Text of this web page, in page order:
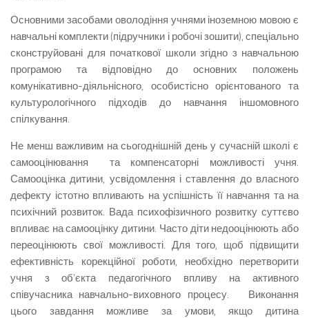
Основними засобами оволодіння учнями іноземною мовою є
навчальні комплекти (підручники і робочі зошити), спеціально
сконструйовані для початкової школи згідно з навчальною
програмою та відповідно до основних положень
комунікативно-діяльнісного, особистісно орієнтованого та
культурологічного підходів до навчання іншомовного
спілкування.
Не менш важливим на сьогоднішній день у сучасній школі є
самооцінювання та компенсаторні можливості учня.
Самооцінка дитини, усвідомлення і ставлення до власного
дефекту істотно впливають на успішність її навчання та на
психічний розвиток. Вада психофізичного розвитку суттєво
впливає на самооцінку дитини. Часто діти недооцінюють або
переоцінюють свої можливості. Для того, щоб підвищити
ефективність корекційної роботи, необхідно перетворити
учня з об’єкта педагогічного впливу на активного
співучасника навчально-виховного процесу. Виконання
цього завдання можливе за умови, якщо дитина